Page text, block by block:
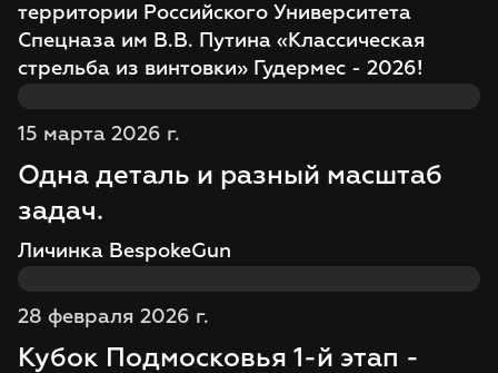
территории Российского Университета
Спецназа им В.В. Путина «Классическая
стрельба из винтовки» Гудермес - 2026!
15 марта 2026 г.
Одна деталь и разный масштаб
задач.
Личинка BespokeGun
28 февраля 2026 г.
Кубок Подмосковья 1-й этап -